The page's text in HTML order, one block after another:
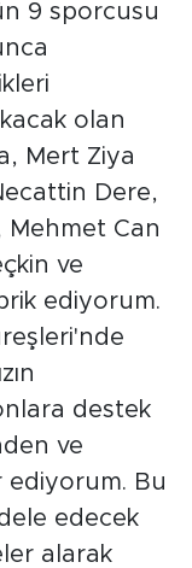
9 sporcusu
olan
Mert Ziya
Dere,
Mehmet Can
ve
ediyorum.
destek
ve
ediyorum. Bu
edecek
alarak